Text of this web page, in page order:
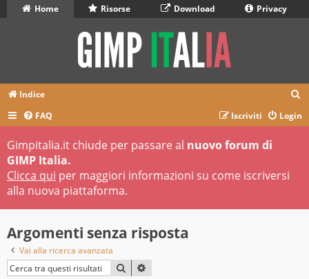
Home Risorse Download Privacy
Indice
r
FAQ Login
Iscriviti
Gimpitalia.it chiude per passare al nuovo forum di
GIMP Italia.
Clicca qui per maggiori informazioni su come iscriversi
alla nuova piattaforma.
Argomenti senza risposta
Vai alla ricerca avanzata
CERCA